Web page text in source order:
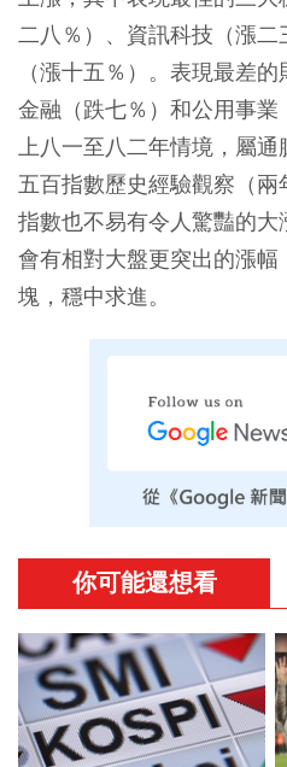
二八％）、資訊科技（漲
（漲十五％）。表現最差
金融（跌七％）和公用事
上八一至八二年情境，屬
五百指數歷史經驗觀察（
指數也不易有令人驚豔的
會有相對大盤更突出的漲幅
塊，穩中求進。